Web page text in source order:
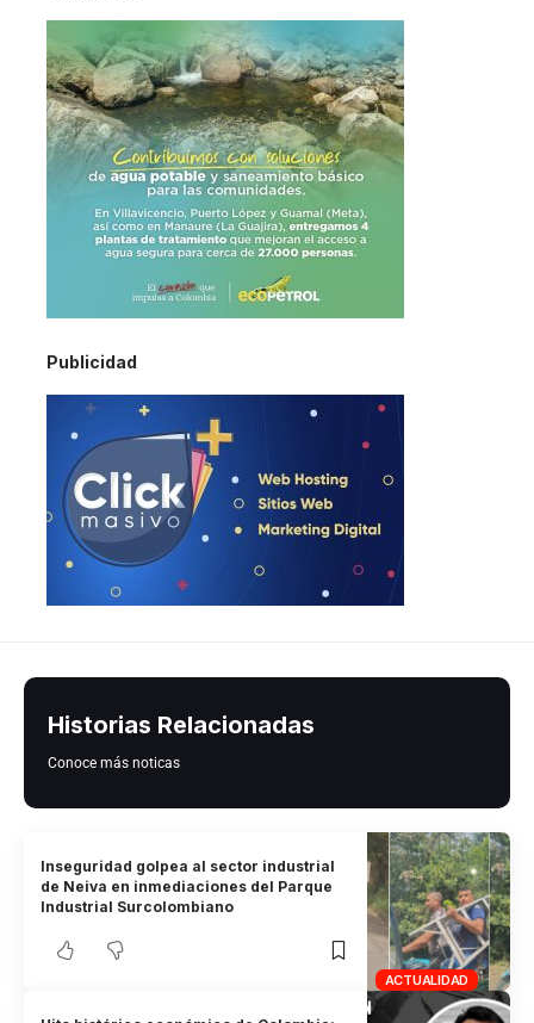
Publicidad
Historias Relacionadas
Conoce más noticas
ACTUALIDAD
Inseguridad golpea al sector industrial
de Neiva en inmediaciones del Parque
Industrial Surcolombiano